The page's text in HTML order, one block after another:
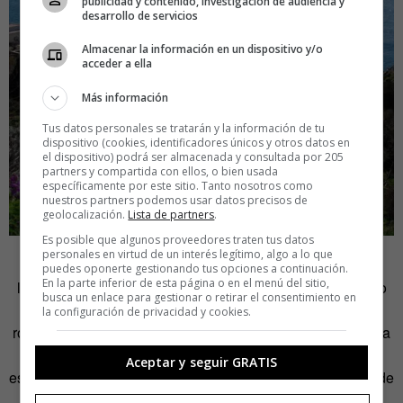
Pero, ¿de dónde viene exactamente el origen de esta
leyenda?Según el periodista italiano Diego Romano
todo
viene macerado por la magia más antigua, de la épica
romana. Según sus investigaciones, la zona está salpicada
de ruinas de la época romana. Y en la Isla de la Gaiola
estaba la casa dePublio Vedio Polión, un noble romano de
desarrollo de servicios
Almacenar la información en un dispositivo y/o
acceder a ella
Más información
Tus datos personales se tratarán y la información de tu
dispositivo (cookies, identificadores únicos y otros datos en
el dispositivo) podrá ser almacenada y consultada por 205
partners y compartida con ellos, o bien usada
específicamente por este sitio. Tanto nosotros como
nuestros partners podemos usar datos precisos de
geolocalización. Lista de partners.
Es posible que algunos proveedores traten tus datos
personales en virtud de un interés legítimo, algo a lo que
puedes oponerte gestionando tus opciones a continuación.
En la parte inferior de esta página o en el menú del sitio,
busca un enlace para gestionar o retirar el consentimiento en
la configuración de privacidad y cookies.
Aceptar y seguir GRATIS